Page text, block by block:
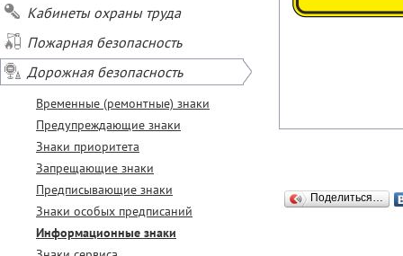
Кабинеты охраны труда
Пожарная безопасность
Дорожная безопасность
Временные (ремонтные) знаки
Предупреждающие знаки
Знаки приоритета
Запрещающие знаки
Предписывающие знаки
Знаки особых предписаний
Информационные знаки
Поделиться…